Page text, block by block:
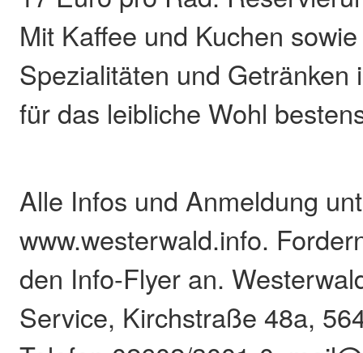
Mit Kaffee und Kuchen
Spezialitäten und Getränken
für das leibliche Wohl
Alle Infos und Anmeldung
www.westerwald.info.
den Info-Flyer an.
Service, Kirchstraße 48a,